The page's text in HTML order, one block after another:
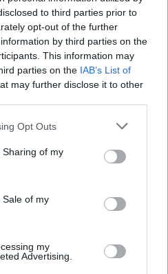
to third parties prior to
opt-out of the further
by third parties on the
This information may
parties on the IAB’s List of
may further disclose it to other
Opt Outs
of my
of my
my
Advertising.
Βάλε τάξη στις
αγορές για τα
σχολικά όπως έβαλα